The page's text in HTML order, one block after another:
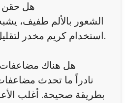
2. هل
الشعور بالألم طفيف،
استخدام كريم مخدر لتقليل أي انزعاج محتمل.
3. هل هناك
نادراً ما تحدث
بطريقة صحيحة. أغلب